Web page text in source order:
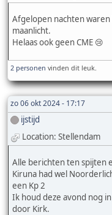
Afgelopen nachten
maanlicht.
Helaas ook geen CME 😢
2 personen vinden dit leuk.
zo 06 okt 2024 - 17:17
ijstijd
Location: Stellendam
Alle berichten ten spijten
Kiruna had wel
een Kp 2
Ik houd deze avond nog
door Kirk.